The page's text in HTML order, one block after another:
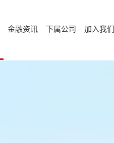
金融资讯 下属公司 加入我们